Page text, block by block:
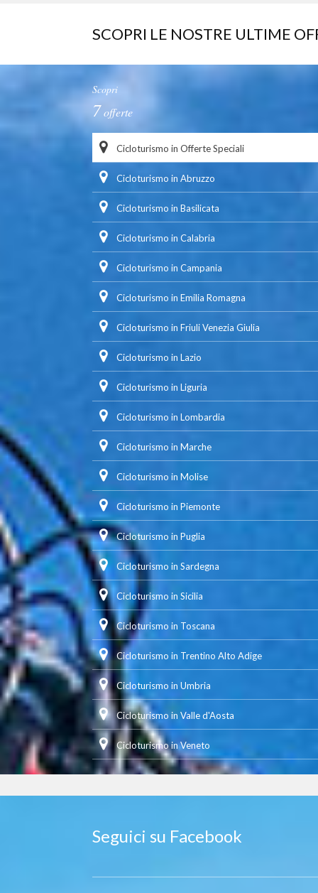
SCOPRI LE NOSTRE ULTIME
Scopri
7offerte
Cicloturismo in Offerte Speciali
Cicloturismo in Abruzzo
Cicloturismo in Basilicata
Cicloturismo in Calabria
Cicloturismo in Campania
Cicloturismo in Emilia Romagna
Cicloturismo in Friuli Venezia Giulia
Cicloturismo in Lazio
Cicloturismo in Liguria
Cicloturismo in Lombardia
Cicloturismo in Marche
Cicloturismo in Molise
Cicloturismo in Piemonte
Cicloturismo in Puglia
Cicloturismo in Sardegna
Cicloturismo in Sicilia
Cicloturismo in Toscana
Cicloturismo in Trentino Alto Adige
Cicloturismo in Umbria
Cicloturismo in Valle d'Aosta
Cicloturismo in Veneto
Seguici su Facebook